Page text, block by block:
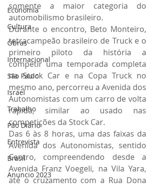
Economia
Cultura
Obras
Internacional
São Paulo
Israel
Trabalho
Pão Diário
Entrevista
Brasil
Anuncio 2023
somente a maior categoria do
automobilismo brasileiro.
Durante o encontro, Beto Monteiro,
tetracampeão brasileiro de Truck e o
primeiro piloto da história a
competir uma temporada completa
na Stock Car e na Copa Truck no
mesmo ano, percorreu a Avenida dos
Autonomistas com um carro de volta
rápida, similar ao usado nas
competições da Stock Car.
Das 6 às 8 horas, uma das faixas da
Avenida dos Autonomistas, sentido
Centro, compreendendo desde a
Avenida Franz Voegeli, na Vila Yara,
até o cruzamento com a Rua Dona